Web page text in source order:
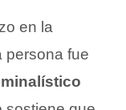
en la
persona fue